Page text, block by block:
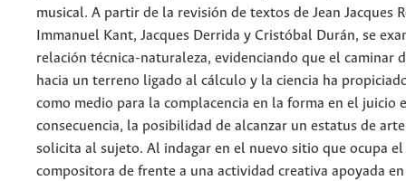
musical. A partir de la revisión de textos de Jean Jacques
Immanuel Kant, Jacques Derrida y Cristóbal Durán, se
relación técnica-naturaleza, evidenciando que el caminar
hacia un terreno ligado al cálculo y la ciencia ha
como medio para la complacencia en la forma en el juicio
consecuencia, la posibilidad de alcanzar un estatus de
solicita al sujeto. Al indagar en el nuevo sitio que ocupa
compositora de frente a una actividad creativa apoyada